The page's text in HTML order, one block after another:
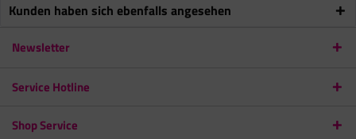
Kunden haben sich ebenfalls angesehen
Newsletter
Service Hotline
Shop Service